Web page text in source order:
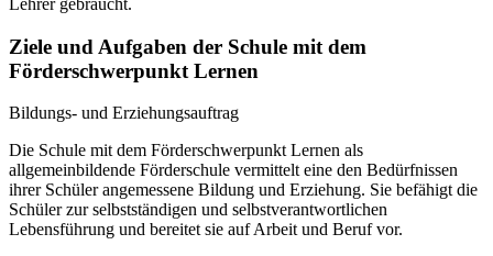
Lehrer gebraucht.
Ziele und Aufgaben der Schule mit dem
Förderschwerpunkt Lernen
Bildungs- und Erziehungsauftrag
Die Schule mit dem Förderschwerpunkt Lernen als
allgemeinbildende Förderschule vermittelt eine den Bedürfnissen
ihrer Schüler angemessene Bildung und Erziehung. Sie befähigt die
Schüler zur selbstständigen und selbstverantwortlichen
Lebensführung und bereitet sie auf Arbeit und Beruf vor.